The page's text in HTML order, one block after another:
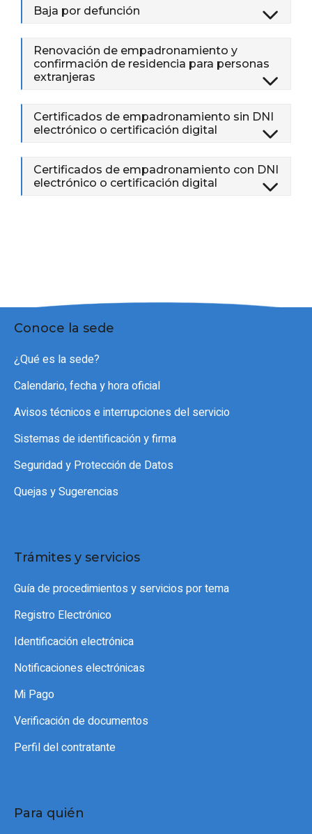
Baja por defunción
Renovación de empadronamiento y
confirmación de residencia para personas
extranjeras
Certificados de empadronamiento sin DNI
electrónico o certificación digital
Certificados de empadronamiento con DNI
electrónico o certificación digital
Conoce la sede
¿Qué es la sede?
Calendario, fecha y hora oficial
Avisos técnicos e interrupciones del servicio
Sistemas de identificación y firma
Seguridad y Protección de Datos
Quejas y Sugerencias
Trámites y servicios
Guía de procedimientos y servicios por tema
Registro Electrónico
Identificación electrónica
Notificaciones electrónicas
Mi Pago
Verificación de documentos
Perfil del contratante
Para quién